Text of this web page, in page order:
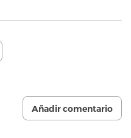
Añadir comentario